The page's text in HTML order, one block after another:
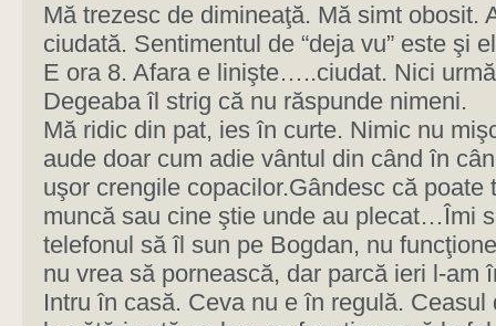
Mă trezesc de dimineaţă. Mă simt obosit.
ciudată. Sentimentul de “deja vu” este şi
E ora 8. Afara e linişte…..ciudat. Nici
Degeaba îl strig că nu răspunde nimeni.
Mă ridic din pat, ies în curte. Nimic nu
aude doar cum adie vântul din când în
uşor crengile copacilor.Gândesc că poate
muncă sau cine ştie unde au plecat…Îmi
telefonul să îl sun pe Bogdan, nu
nu vrea să pornească, dar parcă ieri l-am
Intru în casă. Ceva nu e în regulă. Ceasul